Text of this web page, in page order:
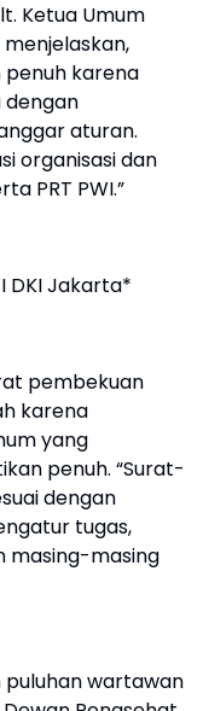
Ketua Umum
menjelaskan,
penuh karena
dengan
aturan.
organisasi dan
PRT PWI.”
DKI Jakarta*
pembekuan
karena
yang
penuh. “Surat-
dengan
tugas,
masing-masing
wartawan